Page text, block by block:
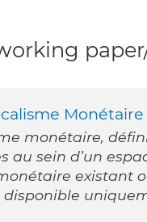
Monétaire
monétaire,
au sein d’un
existant
disponible